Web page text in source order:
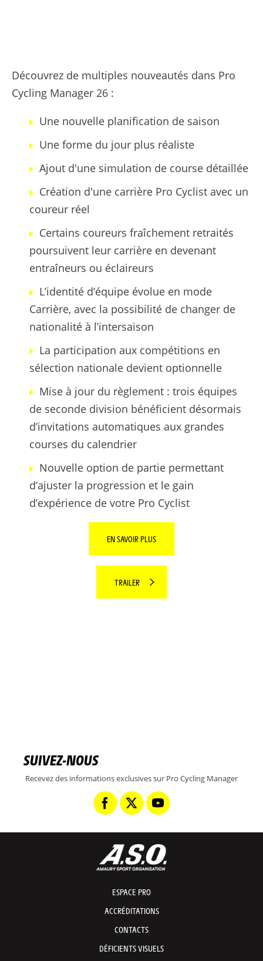
Découvrez de multiples nouveautés dans Pro
Cycling Manager 26 :
Une nouvelle planification de saison
Une forme du jour plus réaliste
Ajout d'une simulation de course détaillée
Création d'une carrière Pro Cyclist avec un
coureur réel
Certains coureurs fraîchement retraités
poursuivent leur carrière en devenant
entraîneurs ou éclaireurs
L’identité d’équipe évolue en mode
Carrière, avec la possibilité de changer de
nationalité à l’intersaison
La participation aux compétitions en
sélection nationale devient optionnelle
Mise à jour du règlement : trois équipes
de seconde division bénéficient désormais
d’invitations automatiques aux grandes
courses du calendrier
Nouvelle option de partie permettant
d’ajuster la progression et le gain
d’expérience de votre Pro Cyclist
EN SAVOIR PLUS
TRAILER
SUIVEZ-NOUS
Recevez des informations exclusives sur Pro Cycling Manager
ESPACE PRO
ACCRÉDITATIONS
CONTACTS
DÉFICIENTS VISUELS